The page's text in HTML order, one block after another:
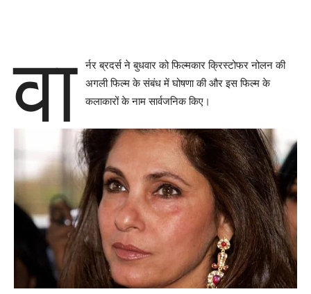
वा
र्नर ब्रदर्स ने बुधवार को फिल्मकार क्रिस्टोफर नोलन की
अगली फिल्म के संबंध में घोषणा की और इस फिल्म के
कलाकारों के नाम सार्वजनिक किए।